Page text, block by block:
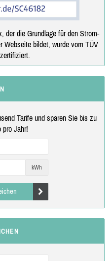
der die Grundlage für den Strom-
Webseite bildet, wurde vom TÜV
Tarife und sparen Sie bis zu
pro Jahr!
kWh